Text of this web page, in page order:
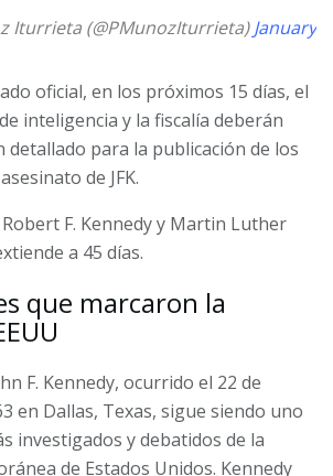
Iturrieta (@PMunozIturrieta)January
oficial, en los próximos 15 días, el
inteligencia y la fiscalía deberán
para la publicación de los
de JFK.
F. Kennedy y Martin Luther
a 45 días.
que marcaron la
F. Kennedy, ocurrido el 22 de
en Dallas, Texas, sigue siendo uno
investigados y debatidos de la
de Estados Unidos. Kennedy